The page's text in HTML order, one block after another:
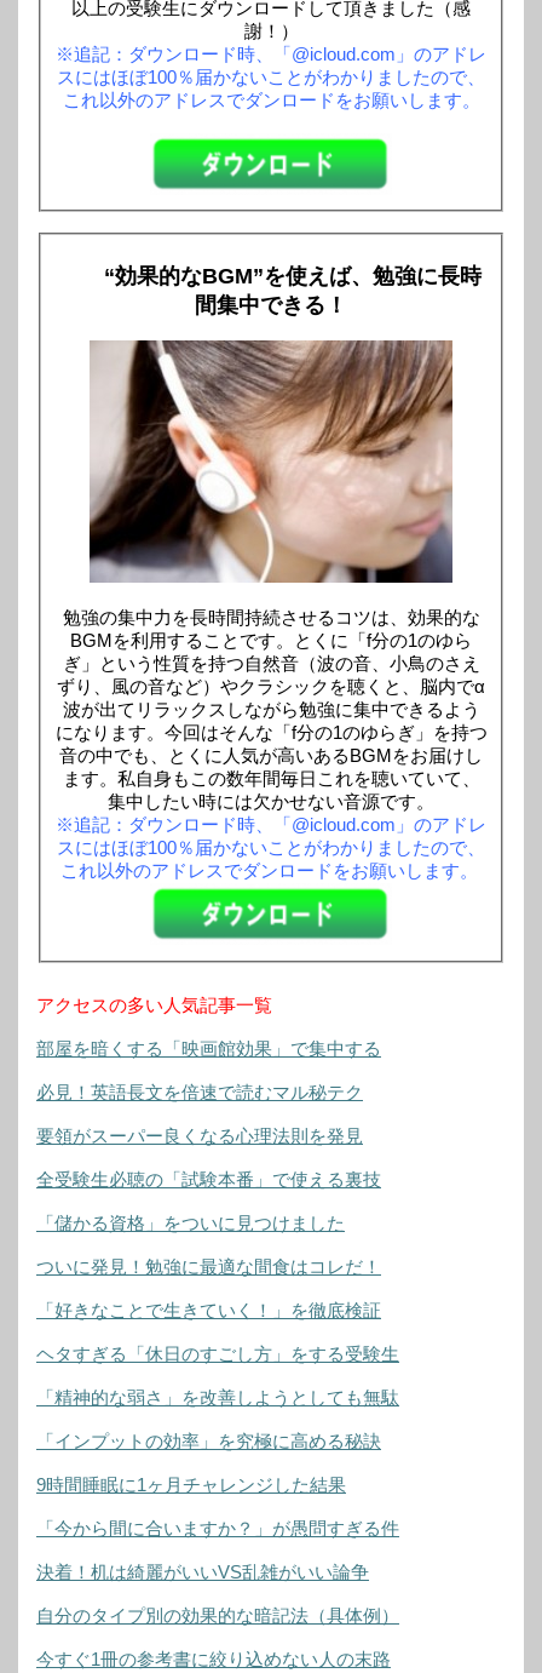
以上の受験生にダウンロードして頂きました（感
謝！）
※追記：ダウンロード時、「@icloud.com」のアドレ
スにはほぼ100％届かないことがわかりましたので、
これ以外のアドレスでダンロードをお願いします。
“効果的なBGM”を使えば、勉強に長時
間集中できる！
勉強の集中力を長時間持続させるコツは、効果的な
BGMを利用することです。とくに「f分の1のゆら
ぎ」という性質を持つ自然音（波の音、小鳥のさえ
ずり、風の音など）やクラシックを聴くと、脳内でα
波が出てリラックスしながら勉強に集中できるよう
になります。今回はそんな「f分の1のゆらぎ」を持つ
音の中でも、とくに人気が高いあるBGMをお届けし
ます。私自身もこの数年間毎日これを聴いていて、
集中したい時には欠かせない音源です。
※追記：ダウンロード時、「@icloud.com」のアドレ
スにはほぼ100％届かないことがわかりましたので、
これ以外のアドレスでダンロードをお願いします。
アクセスの多い人気記事一覧
部屋を暗くする「映画館効果」で集中する
必見！英語長文を倍速で読むマル秘テク
要領がスーパー良くなる心理法則を発見
全受験生必聴の「試験本番」で使える裏技
「儲かる資格」をついに見つけました
ついに発見！勉強に最適な間食はコレだ！
「好きなことで生きていく！」を徹底検証
ヘタすぎる「休日のすごし方」をする受験生
「精神的な弱さ」を改善しようとしても無駄
「インプットの効率」を究極に高める秘訣
9時間睡眠に1ヶ月チャレンジした結果
「今から間に合いますか？」が愚問すぎる件
決着！机は綺麗がいいVS乱雑がいい論争
自分のタイプ別の効果的な暗記法（具体例）
今すぐ1冊の参考書に絞り込めない人の末路